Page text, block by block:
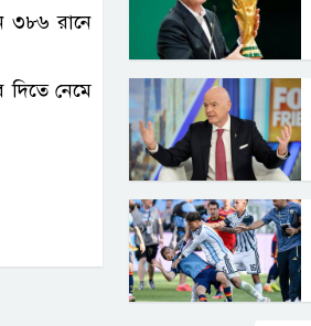
৩৮৬ রানে
দিতে নেমে